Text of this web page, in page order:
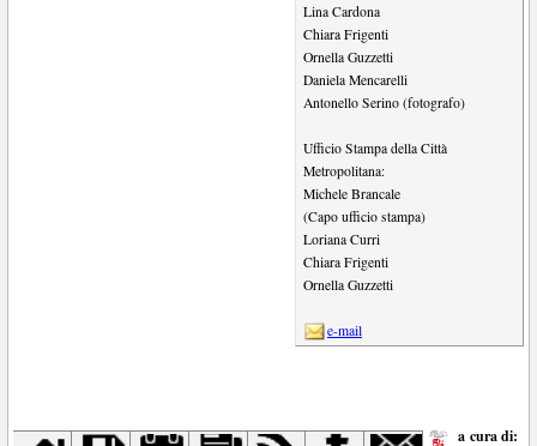
Lina Cardona
Chiara Frigenti
Ornella Guzzetti
Daniela Mencarelli
Antonello Serino (fotografo)
Ufficio Stampa della Città
Metropolitana:
Michele Brancale
(Capo ufficio stampa)
Loriana Curri
Chiara Frigenti
Ornella Guzzetti
e-mail
a cura di: